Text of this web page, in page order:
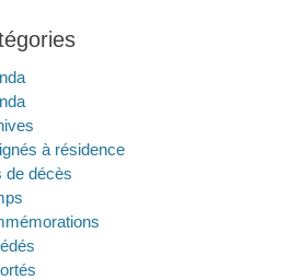
à résidence
de décès